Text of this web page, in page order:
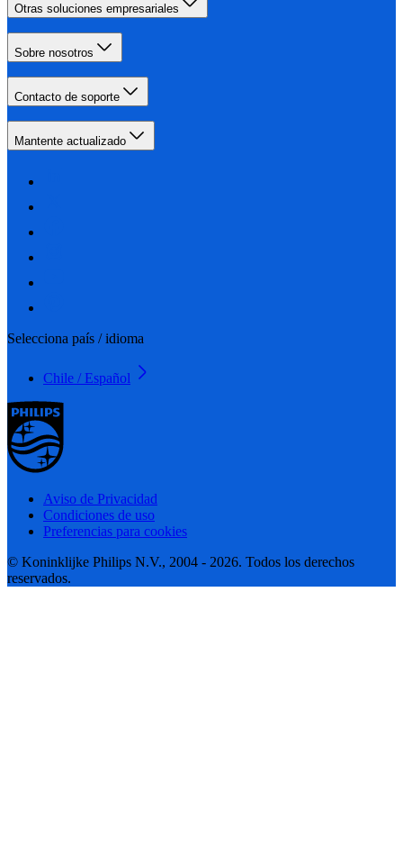
Otras soluciones empresariales
Sobre nosotros
Contacto de soporte
Mantente actualizado
Selecciona país / idioma
Chile / Español
Aviso de Privacidad
Condiciones de uso
Preferencias para cookies
© Koninklijke Philips N.V., 2004 - 2026. Todos los derechos
reservados.